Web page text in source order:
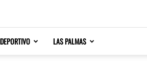
LAS PALMAS